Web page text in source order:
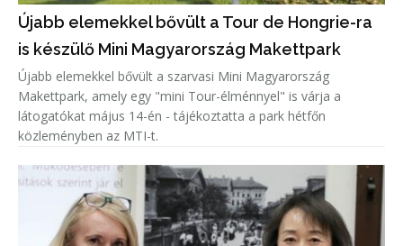
Újabb elemekkel bővült a Tour de Hongrie-ra
is készülő Mini Magyarország Makettpark
Újabb elemekkel bővült a szarvasi Mini Magyarország
Makettpark, amely egy "mini Tour-élménnyel" is várja a
látogatókat május 14-én - tájékoztatta a park hétfőn
közleményben az MTI-t.